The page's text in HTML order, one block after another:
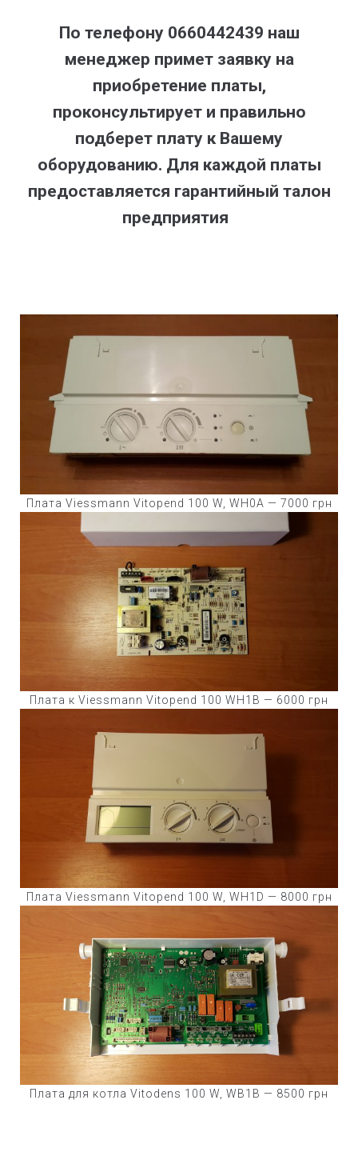
По телефону 0660442439 наш
менеджер примет заявку на
приобретение платы,
проконсультирует и правильно
подберет плату к Вашему
оборудованию. Для каждой платы
предоставляется гарантийный талон
предприятия
Плата Viessmann Vitopend 100 W, WH0A — 7000 грн
Плата к Viessmann Vitopend 100 WH1B — 6000 грн
Плата Viessmann Vitopend 100 W, WH1D — 8000 грн
Плата для котла Vitodens 100 W, WB1B — 8500 грн